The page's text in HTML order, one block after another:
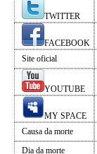
TWITTER
FACEBOOK
Site oficial
YOUTUBE
MY SPACE
Causa da morte
Dia da morte